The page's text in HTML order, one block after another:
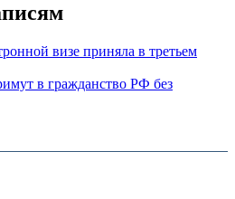
визе приняла в третьем
в гражданство РФ без